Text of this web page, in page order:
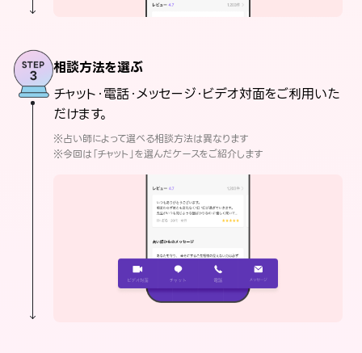
相談方法を選ぶ
チャット・電話・メッセージ・ビデオ対面をご利用いた
だけます。
※占い師によって選べる相談方法は異なります
※今回は「チャット」を選んだケースをご紹介します